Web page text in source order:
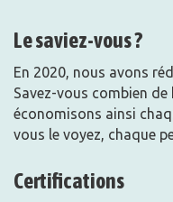
Le saviez-vous ?
En 2020, nous avons
Savez-vous combien
économisons ainsi
vous le voyez, chaque
Certifications